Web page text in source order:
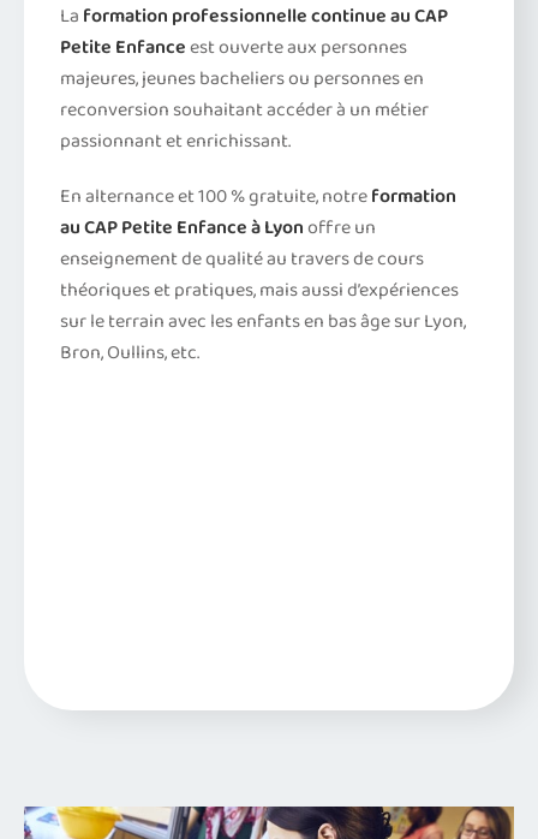
La formation professionnelle continue au CAP
Petite Enfanceest ouverte aux personnes
majeures, jeunes bacheliers ou personnes en
reconversion souhaitant accéder à un métier
passionnant et enrichissant.
En alternance et 100 % gratuite, notreformation
au CAP Petite Enfance à Lyonoffre un
enseignement de qualité au travers de cours
théoriques et pratiques, mais aussi d’expériences
sur le terrain avec les enfants en bas âge sur Lyon,
Bron, Oullins, etc.